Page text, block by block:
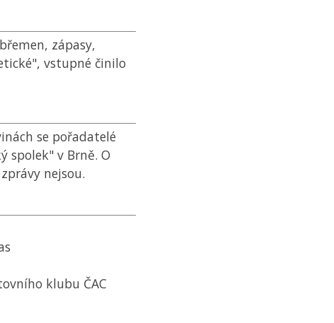
zápasy,
vstupné činilo
se pořadatelé
spolek" v Brně. O
nejsou.
klubu ČAC